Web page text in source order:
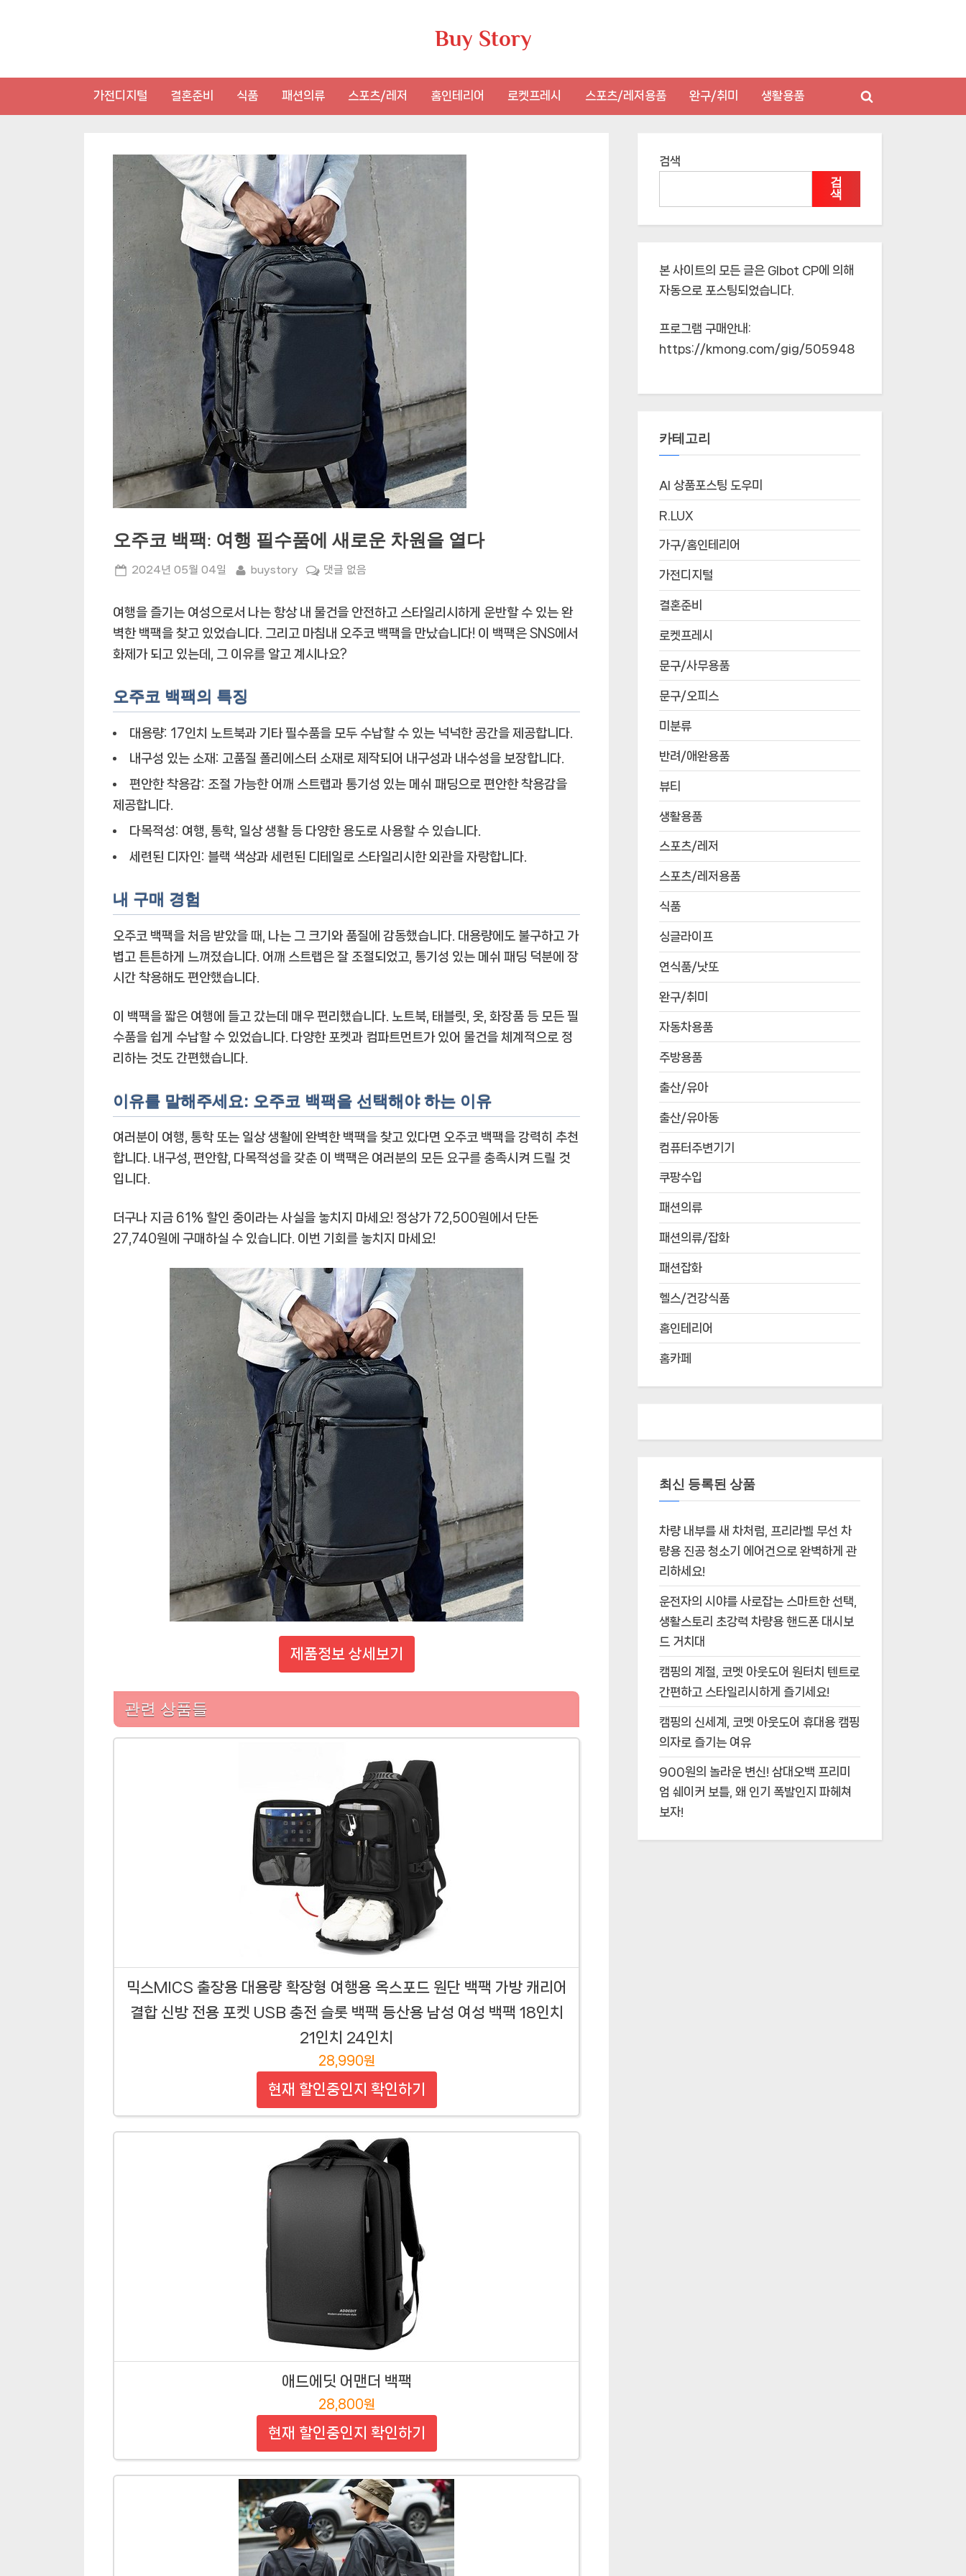
Buy Story
가전디지털 결혼준비 식품 패션의류 스포츠/레저 홈인테리어 로켓프레시 스포츠/레저용품 완구/취미 생활용품
Toggle
오주코 백팩: 여행 필수품에 새로운 차원을 열다
Posted
2024년 05월 04일 By
buystory
오
코
팩:
여
수
품
새
로
원
을
댓글 없음
여행을 즐기는 여성으로서 나는 항상 내 물건을 안전하고 스타일리시하게 운반할 수 있는 완
벽한 백팩을 찾고 있었습니다. 그리고 마침내 오주코 백팩을 만났습니다! 이 백팩은 SNS에서
화제가 되고 있는데, 그 이유를 알고 계시나요?
오주코 백팩의 특징
대용량: 17인치 노트북과 기타 필수품을 모두 수납할 수 있는 넉넉한 공간을 제공합니다.
내구성 있는 소재: 고품질 폴리에스터 소재로 제작되어 내구성과 내수성을 보장합니다.
편안한 착용감: 조절 가능한 어깨 스트랩과 통기성 있는 메쉬 패딩으로 편안한 착용감을
제공합니다.
다목적성: 여행, 통학, 일상 생활 등 다양한 용도로 사용할 수 있습니다.
세련된 디자인: 블랙 색상과 세련된 디테일로 스타일리시한 외관을 자랑합니다.
내 구매 경험
오주코 백팩을 처음 받았을 때, 나는 그 크기와 품질에 감동했습니다. 대용량에도 불구하고 가
볍고 튼튼하게 느껴졌습니다. 어깨 스트랩은 잘 조절되었고, 통기성 있는 메쉬 패딩 덕분에 장
시간 착용해도 편안했습니다.
이 백팩을 짧은 여행에 들고 갔는데 매우 편리했습니다. 노트북, 태블릿, 옷, 화장품 등 모든 필
수품을 쉽게 수납할 수 있었습니다. 다양한 포켓과 컴파트먼트가 있어 물건을 체계적으로 정
리하는 것도 간편했습니다.
이유를 말해주세요: 오주코 백팩을 선택해야 하는 이유
여러분이 여행, 통학 또는 일상 생활에 완벽한 백팩을 찾고 있다면 오주코 백팩을 강력히 추천
합니다. 내구성, 편안함, 다목적성을 갖춘 이 백팩은 여러분의 모든 요구를 충족시켜 드릴 것
입니다.
더구나 지금 61% 할인 중이라는 사실을 놓치지 마세요! 정상가 72,500원에서 단돈
27,740원에 구매하실 수 있습니다. 이번 기회를 놓치지 마세요!
제품정보 상세보기
관련 상품들
믹스MICS 출장용 대용량 확장형 여행용 옥스포드 원단 백팩 가방 캐리어
결합 신방 전용 포켓 USB 충전 슬롯 백팩 등산용 남성 여성 백팩 18인치
21인치 24인치
28,990원
현재 할인중인지 확인하기
애드에딧 어맨더 백팩
28,800원
현재 할인중인지 확인하기
검색
검
색
본 사이트의 모든 글은 Glbot CP에 의해
자동으로 포스팅되었습니다.
프로그램 구매안내:
https://kmong.com/gig/505948
카테고리
AI 상품포스팅 도우미
R.LUX
가구/홈인테리어
가전디지털
결혼준비
로켓프레시
문구/사무용품
문구/오피스
미분류
반려/애완용품
뷰티
생활용품
스포츠/레저
스포츠/레저용품
식품
싱글라이프
연식품/낫또
완구/취미
자동차용품
주방용품
출산/유아
출산/유아동
컴퓨터주변기기
쿠팡수입
패션의류
패션의류/잡화
패션잡화
헬스/건강식품
홈인테리어
홈카페
최신 등록된 상품
차량 내부를 새 차처럼, 프리라벨 무선 차
량용 진공 청소기 에어건으로 완벽하게 관
리하세요!
운전자의 시야를 사로잡는 스마트한 선택,
생활스토리 초강력 차량용 핸드폰 대시보
드 거치대
캠핑의 계절, 코멧 아웃도어 원터치 텐트로
간편하고 스타일리시하게 즐기세요!
캠핑의 신세계, 코멧 아웃도어 휴대용 캠핑
의자로 즐기는 여유
900원의 놀라운 변신! 삼대오백 프리미
엄 쉐이커 보틀, 왜 인기 폭발인지 파헤쳐
보자!